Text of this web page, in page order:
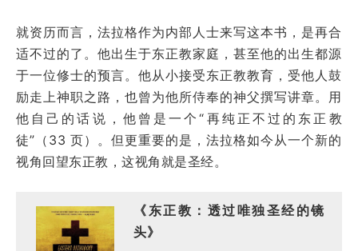
就资历而言，法拉格作为内部人士来写这本书，是再合
适不过的了。他出生于东正教家庭，甚至他的出生都源
于一位修士的预言。他从小接受东正教教育，受他人鼓
励走上神职之路，也曾为他所侍奉的神父撰写讲章。用
他自己的话说，他曾是一个“再纯正不过的东正教
徒”（33 页）。但更重要的是，法拉格如今从一个新的
视角回望东正教，这视角就是圣经。
《东正教：透过唯独圣经的镜
头》